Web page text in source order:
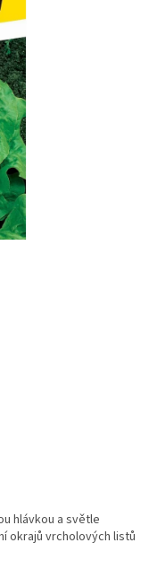
hlávkou a světle
okrajů vrcholových listů